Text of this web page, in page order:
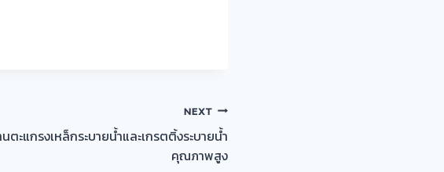
NEXT
ตะแกรงเหล็กระบายน้ำและเกรตติ้งระบายน้ำ
คุณภาพสูง